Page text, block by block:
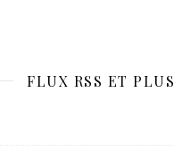
FLUX RSS ET PLUS